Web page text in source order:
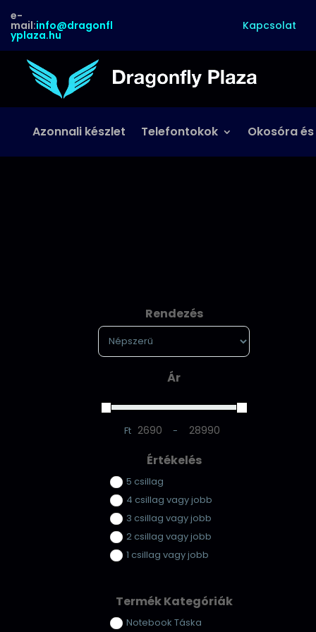
e-
mail:info@dragonfl
yplaza.hu
Kapcsolat
Azonnali készlet Telefontokok Okosóra
Rendezés
Sort Products
Ár
Ft
Minimum Price
-
Maximum Price
Értékelés
5 csillag
4 csillag vagy jobb
3 csillag vagy jobb
2 csillag vagy jobb
1 csillag vagy jobb
Termék Kategóriák
Notebook Táska